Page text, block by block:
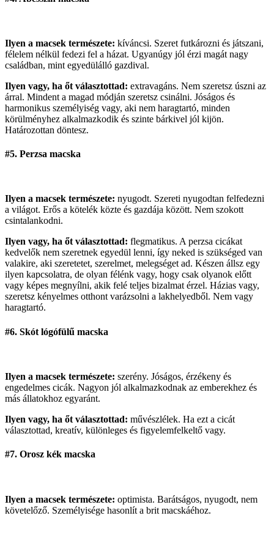
Ilyen a macsek természete: kíváncsi. Szeret futkározni és játszani,
félelem nélkül fedezi fel a házat. Ugyanúgy jól érzi magát nagy
családban, mint egyedülálló gazdival.
Ilyen vagy, ha őt választottad: extravagáns. Nem szeretsz úszni az
árral. Mindent a magad módján szeretsz csinálni. Jóságos és
harmonikus személyiség vagy, aki nem haragtartó, minden
körülményhez alkalmazkodik és szinte bárkivel jól kijön.
Határozottan döntesz.
#5. Perzsa macska
Ilyen a macsek természete: nyugodt. Szereti nyugodtan felfedezni
a világot. Erős a kötelék közte és gazdája között. Nem szokott
csintalankodni.
Ilyen vagy, ha őt választottad: flegmatikus. A perzsa cicákat
kedvelők nem szeretnek egyedül lenni, így neked is szükséged van
valakire, aki szeretetet, szerelmet, melegséget ad. Készen állsz egy
ilyen kapcsolatra, de olyan félénk vagy, hogy csak olyanok előtt
vagy képes megnyílni, akik felé teljes bizalmat érzel. Házias vagy,
szeretsz kényelmes otthont varázsolni a lakhelyedből. Nem vagy
haragtartó.
#6. Skót lógófülű macska
Ilyen a macsek természete: szerény. Jóságos, érzékeny és
engedelmes cicák. Nagyon jól alkalmazkodnak az emberekhez és
más állatokhoz egyaránt.
Ilyen vagy, ha őt választottad: művészlélek. Ha ezt a cicát
választottad, kreatív, különleges és figyelemfelkeltő vagy.
#7. Orosz kék macska
Ilyen a macsek természete: optimista. Barátságos, nyugodt, nem
követelőző. Személyisége hasonlít a brit macskáéhoz.